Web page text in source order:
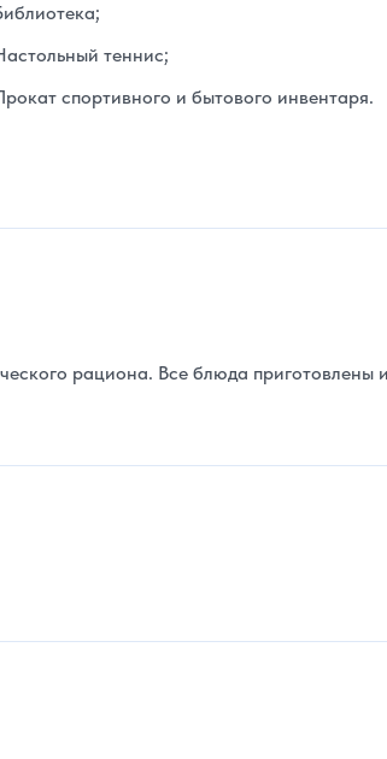
теннис;
спортивного и бытового инвентаря.
рациона. Все блюда приготовлены